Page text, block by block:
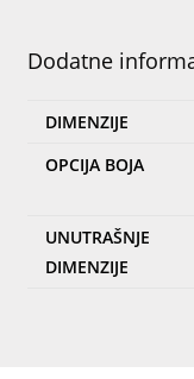
Dodatne
DIMENZIJE
OPCIJA BOJA
UNUTRAŠNJE
DIMENZIJE